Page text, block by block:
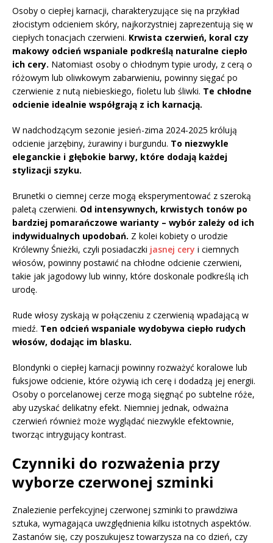
Osoby o ciepłej karnacji, charakteryzujące się na przykład
złocistym odcieniem skóry, najkorzystniej zaprezentują się w
ciepłych tonacjach czerwieni. Krwista czerwień, koral czy
makowy odcień wspaniale podkreślą naturalne ciepło
ich cery. Natomiast osoby o chłodnym typie urody, z cerą o
różowym lub oliwkowym zabarwieniu, powinny sięgać po
czerwienie z nutą niebieskiego, fioletu lub śliwki. Te chłodne
odcienie idealnie współgrają z ich karnacją.
W nadchodzącym sezonie jesień-zima 2024-2025 królują
odcienie jarzębiny, żurawiny i burgundu. To niezwykle
eleganckie i głębokie barwy, które dodają każdej
stylizacji szyku.
Brunetki o ciemnej cerze mogą eksperymentować z szeroką
paletą czerwieni. Od intensywnych, krwistych tonów po
bardziej pomarańczowe warianty – wybór zależy od ich
indywidualnych upodobań. Z kolei kobiety o urodzie
Królewny Śnieżki, czyli posiadaczki jasnej cery i ciemnych
włosów, powinny postawić na chłodne odcienie czerwieni,
takie jak jagodowy lub winny, które doskonale podkreślą ich
urodę.
Rude włosy zyskają w połączeniu z czerwienią wpadającą w
miedź. Ten odcień wspaniale wydobywa ciepło rudych
włosów, dodając im blasku.
Blondynki o ciepłej karnacji powinny rozważyć koralowe lub
fuksjowe odcienie, które ożywią ich cerę i dodadzą jej energii.
Osoby o porcelanowej cerze mogą sięgnąć po subtelne róże,
aby uzyskać delikatny efekt. Niemniej jednak, odważna
czerwień również może wyglądać niezwykle efektownie,
tworząc intrygujący kontrast.
Czynniki do rozważenia przy
wyborze czerwonej szminki
Znalezienie perfekcyjnej czerwonej szminki to prawdziwa
sztuka, wymagająca uwzględnienia kilku istotnych aspektów.
Zastanów się, czy poszukujesz towarzysza na co dzień, czy